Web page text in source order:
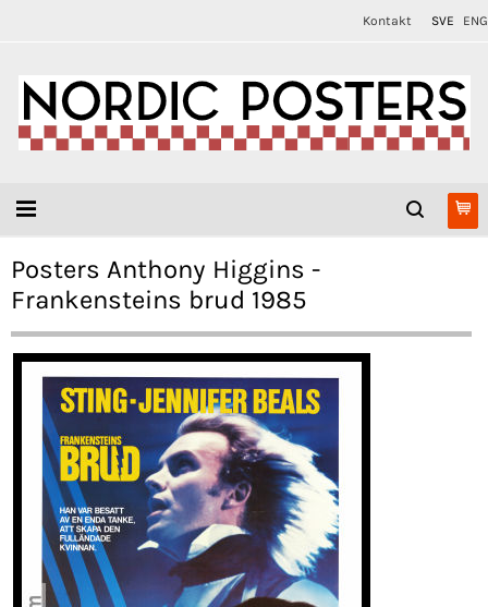
Kontakt SVE ENG
Posters Anthony Higgins -
Frankensteins brud 1985